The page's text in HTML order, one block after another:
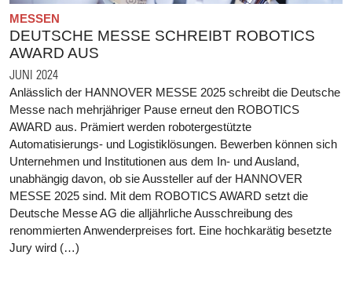
MESSEN
DEUTSCHE MESSE SCHREIBT ROBOTICS
AWARD AUS
JUNI 2024
Anlässlich der HANNOVER MESSE 2025 schreibt die Deutsche
Messe nach mehrjähriger Pause erneut den ROBOTICS
AWARD aus. Prämiert werden robotergestützte
Automatisierungs- und Logistiklösungen. Bewerben können sich
Unternehmen und Institutionen aus dem In- und Ausland,
unabhängig davon, ob sie Aussteller auf der HANNOVER
MESSE 2025 sind. Mit dem ROBOTICS AWARD setzt die
Deutsche Messe AG die alljährliche Ausschreibung des
renommierten Anwenderpreises fort. Eine hochkarätig besetzte
Jury wird (…)